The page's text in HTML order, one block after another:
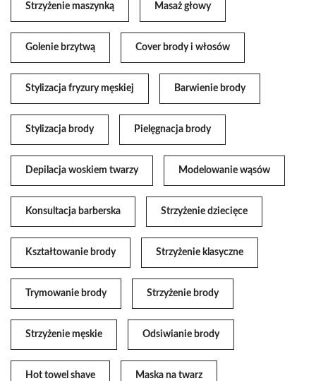
Strzyżenie maszynką Masaż głowy
Golenie brzytwą Cover brody i włosów
Stylizacja fryzury męskiej Barwienie brody
Stylizacja brody Pielęgnacja brody
Depilacja woskiem twarzy Modelowanie wąsów
Konsultacja barberska Strzyżenie dziecięce
Kształtowanie brody Strzyżenie klasyczne
Trymowanie brody Strzyżenie brody
Strzyżenie męskie Odsiwianie brody
Hot towel shave Maska na twarz